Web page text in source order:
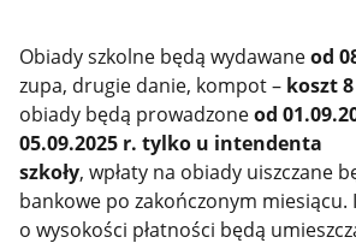
Obiady szkolne będą wydawaneod
zupa, drugie danie, kompot – koszt 8
obiady będą prowadzoneod
05.09.2025 r. tylko u intendenta
szkoły, wpłaty na obiady uiszczane
bankowe po zakończonym
o wysokości płatności będą